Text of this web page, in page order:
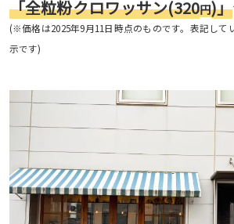
「全粒粉クロワッサン(320円)」
(※価格は2025年9月11日時点のものです。表記して
示です)